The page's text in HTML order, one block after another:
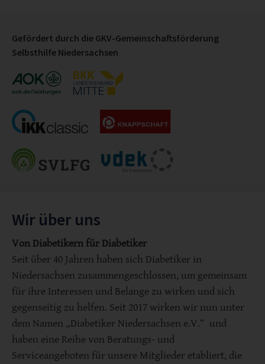
Gefördert durch die GKV-Gemeinschaftsförderung
Selbsthilfe Niedersachsen
Wir über uns
Von Diabetikern für Diabetiker
Seit über 40 Jahren haben sich Diabetiker in
Niedersachsen zusammengeschlossen, um gemeinsam
für ihre Interessen und Belange zu wirken und sich
gegenseitig zu helfen. Seit 2017 wirken wir nun unter
dem Namen „Diabetiker Niedersachsen e.V.“ und
haben eine Reihe von Beratungs- und
Serviceangeboten für unsere Mitglieder etabliert, die